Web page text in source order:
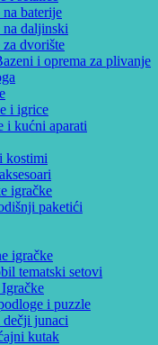
baterije
na daljinski
dvorište
i oprema za plivanje
i igrice
i kućni aparati
kostimi
igračke
paketići
igračke
tematski setovi
i puzzle
dečji junaci
kutak